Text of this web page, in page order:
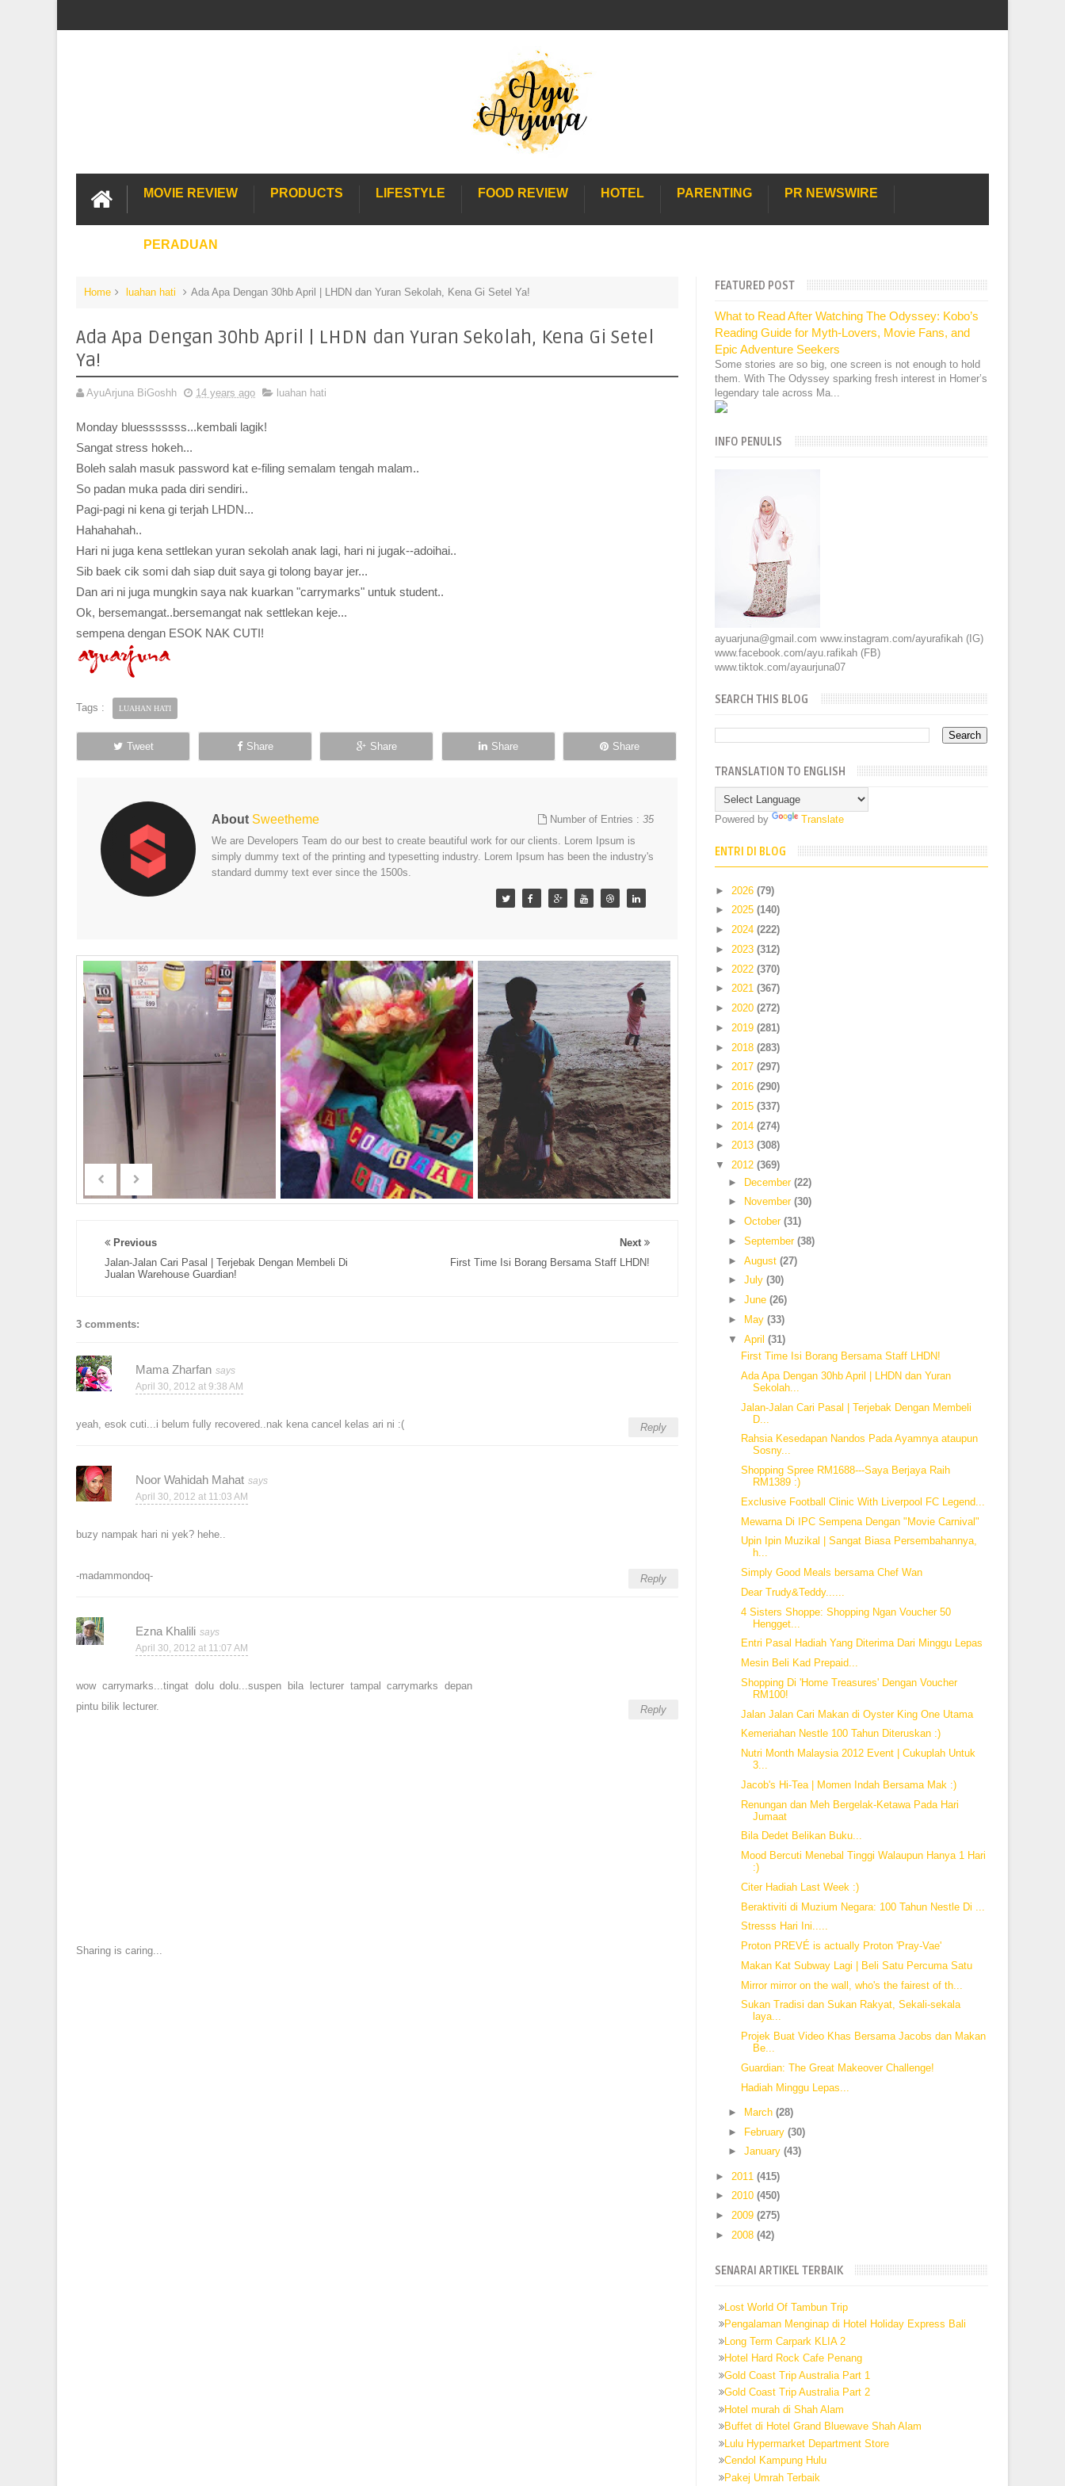
MOVIE REVIEW PRODUCTS LIFESTYLE FOOD REVIEW HOTEL PARENTING PR NEWSWIRE
PERADUAN
Home luahan hati Ada Apa Dengan 30hb April | LHDN dan Yuran Sekolah, Kena Gi Setel Ya!
Ada Apa Dengan 30hb April | LHDN dan Yuran Sekolah, Kena Gi Setel
Ya!
AyuArjuna BiGoshh 14 years ago luahan hati
Monday bluesssssss...kembali lagik!
Sangat stress hokeh...
Boleh salah masuk password kat e-filing semalam tengah malam..
So padan muka pada diri sendiri..
Pagi-pagi ni kena gi terjah LHDN...
Hahahahah..
Hari ni juga kena settlekan yuran sekolah anak lagi, hari ni jugak--adoihai..
Sib baek cik somi dah siap duit saya gi tolong bayar jer...
Dan ari ni juga mungkin saya nak kuarkan "carrymarks" untuk student..
Ok, bersemangat..bersemangat nak settlekan keje...
sempena dengan ESOK NAK CUTI!
Tags : LUAHAN HATI
Tweet Share Share Share Share
About Sweetheme Number of Entries :35
We are Developers Team do our best to create beautiful work for our clients. Lorem Ipsum is
simply dummy text of the printing and typesetting industry. Lorem Ipsum has been the industry's
standard dummy text ever since the 1500s.
Next
First Time Isi Borang Bersama Staff LHDN!
Previous
Jalan-Jalan Cari Pasal | Terjebak Dengan Membeli Di
Jualan Warehouse Guardian!
3 comments:
Mama Zharfan
April 30, 2012 at 9:38 AM
yeah, esok cuti...i belum fully recovered..nak kena cancel kelas ari ni :( Reply
Noor Wahidah Mahat
April 30, 2012 at 11:03 AM
buzy nampak hari ni yek? hehe..
-madammondoq- Reply
Ezna Khalili
April 30, 2012 at 11:07 AM
wow carrymarks...tingat dolu dolu...suspen bila lecturer tampal carrymarks depan
pintu bilik lecturer.
Reply
Sharing is caring...
FEATURED POST
What to Read After Watching The Odyssey: Kobo’s
Reading Guide for Myth-Lovers, Movie Fans, and
Epic Adventure Seekers
Some stories are so big, one screen is not enough to hold
them. With The Odyssey sparking fresh interest in Homer’s
legendary tale across Ma...
INFO PENULIS
ayuarjuna@gmail.com www.instagram.com/ayurafikah (IG)
www.facebook.com/ayu.rafikah (FB)
www.tiktok.com/ayaurjuna07
SEARCH THIS BLOG
TRANSLATION TO ENGLISH
Powered by Translate
ENTRI DI BLOG
► 2026(79)
►2025(140)
►2024(222)
► 2023(312)
► 2022(370)
►2021(367)
►2020(272)
► 2019(281)
► 2018(283)
►2017(297)
►2016(290)
► 2015(337)
► 2014(274)
►2013(308)
▼2012(369)
► December (22)
►
November (30)
► October (31)
► September (38)
► August (27)
► July (30)
► June (26)
►
May (33)
▼ April (31)
First Time Isi Borang Bersama Staff LHDN!
Ada Apa Dengan 30hb April | LHDN dan Yuran
Sekolah...
Jalan-Jalan Cari Pasal | Terjebak Dengan Membeli
D...
Rahsia Kesedapan Nandos Pada Ayamnya ataupun
Sosny...
Shopping Spree RM1688---Saya Berjaya Raih
RM1389 :)
Exclusive Football Clinic With Liverpool FC Legend...
Mewarna Di IPC Sempena Dengan "Movie Carnival"
Upin Ipin Muzikal | Sangat Biasa Persembahannya,
h...
Simply Good Meals bersama Chef Wan
Dear Trudy&Teddy......
4 Sisters Shoppe: Shopping Ngan Voucher 50
Hengget...
Entri Pasal Hadiah Yang Diterima Dari Minggu Lepas
Mesin Beli Kad Prepaid...
Shopping Di 'Home Treasures' Dengan Voucher
RM100!
Jalan Jalan Cari Makan di Oyster King One Utama
Kemeriahan Nestle 100 Tahun Diteruskan :)
Nutri Month Malaysia 2012 Event | Cukuplah Untuk
3...
Jacob's Hi-Tea | Momen Indah Bersama Mak :)
Renungan dan Meh Bergelak-Ketawa Pada Hari
Jumaat
Bila Dedet Belikan Buku...
Mood Bercuti Menebal Tinggi Walaupun Hanya 1 Hari
:)
Citer Hadiah Last Week :)
Beraktiviti di Muzium Negara: 100 Tahun Nestle Di ...
Stresss Hari Ini.....
Proton PREVÉ is actually Proton 'Pray-Vae'
Makan Kat Subway Lagi | Beli Satu Percuma Satu
Mirror mirror on the wall, who's the fairest of th...
Sukan Tradisi dan Sukan Rakyat, Sekali-sekala
laya...
Projek Buat Video Khas Bersama Jacobs dan Makan
Be...
Guardian: The Great Makeover Challenge!
Hadiah Minggu Lepas...
► March (28)
► February (30)
► January (43)
► 2011(415)
►2010(450)
►2009(275)
► 2008(42)
SENARAI ARTIKEL TERBAIK
Lost World Of Tambun Trip
Pengalaman Menginap di Hotel Holiday Express Bali
Long Term Carpark KLIA 2
Hotel Hard Rock Cafe Penang
Gold Coast Trip Australia Part 1
Gold Coast Trip Australia Part 2
Hotel murah di Shah Alam
Buffet di Hotel Grand Bluewave Shah Alam
Lulu Hypermarket Department Store
Cendol Kampung Hulu
Pakej Umrah Terbaik